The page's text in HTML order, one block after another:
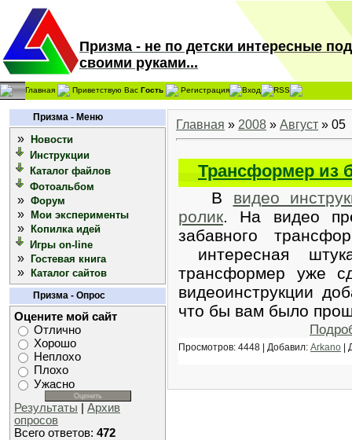
Призма - не по детски интересные
своими руками...
Главная Приветствую Вас Гость Регистрация Вход RSS
Призма - Меню
»
Новости
Инструкции
Каталог файлов
Фотоальбом
» Форум
» Мои эксперименты
»
Копилка идей
Игры on-line
» Гостевая книга
» Каталог сайтов
Призма - Опрос
Оцените мой сайт
Отлично
Хорошо
Неплохо
Плохо
Ужасно
Результаты
Архив
опросов
Всего ответов: 472
Главная » 2008 » Август » 05
Трансформер из
В видео
ролик. На видео
забавного
интересная
трансформер уже
видеоинструкции
что бы вам было
Просмотров: 4448 | Добавил: Arkano |